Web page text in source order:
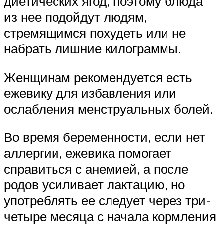
из нее подойдут людям,
стремящимся похудеть или не
набрать лишние килограммы.
Женщинам рекомендуется есть
ежевику для избавления или
ослабления менструальных болей.
Во время беременности, если нет
аллергии, ежевика помогает
справиться с анемией, а после
родов усиливает лактацию, но
употреблять ее следует через три-
четыре месяца с начала кормления